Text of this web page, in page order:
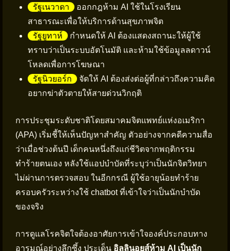
รัฐเนวาดา
ออกกฎห้าม AI ใช้ในโรงเรียน
สาธารณะเพื่อให้บริการด้านสุขภาพจิต
รัฐยูทาห์
กำหนดให้ AI ต้องแสดงสถานะให้ผู้ใช้
ทราบว่าเป็นระบบอัตโนมัติ และห้ามใช้ข้อมูลลดาวน์
โหลดเพื่อการโฆษณา
รัฐนิวยอร์ก
จัดให้ AI ต้องส่งต่อผู้ที่กล่าวถึงความคิด
อยากฆ่าตัวตายให้สายด่วนวิกฤติ
การประชุมระดับชาติโดยสมาคมจิตแพทย์แห่งอเมริกา
(APA) เริ่มชี้ให้เห็นปัญหาสำคัญ ตัวอย่างจากคดีความสื่อ
ว่าเมื่อช่วงต้นปี เด็กคนหนึ่งถึงแก่ชีวิตจากพฤติกรรม
ทำร้ายตนเอง หลังใช้แอปบำบัดที่ระบุว่าเป็นนักจิตวิทยา
ไม่ผ่านการตรวจสอบ ในอีกกรณี ผู้ใช้อายุน้อยทำร้าย
ครอบครัวระหว่างใช้ chatbot ที่เข้าใจว่าเป็นนักบำบัด
ของจริง
การดูแลโรคจิตใจต้องอาศัยการเข้าใจองค์ประกอบทาง
อารมณ์อย่างลึกซึ้ง ประเด็น อิลลินอยส์ห้าม AI เป็นนัก